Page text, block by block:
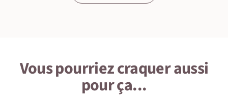
Vous pourriez craquer aussi
pour ça...